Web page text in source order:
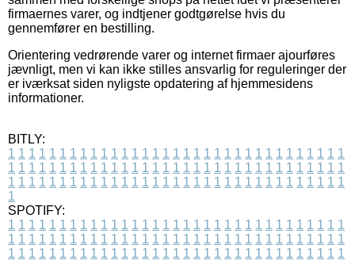
firmaernes varer, og indtjener godtgørelse hvis du
gennemfører en bestilling.
Orientering vedrørende varer og internet firmaer ajourføres
jævnligt, men vi kan ikke stilles ansvarlig for reguleringer der
er iværksat siden nyligste opdatering af hjemmesidens
informationer.
BITLY:
1 1 1 1 1 1 1 1 1 1 1 1 1 1 1 1 1 1 1 1 1 1 1 1 1 1 1 1 1 1 1 1 1
1 1 1 1 1 1 1 1 1 1 1 1 1 1 1 1 1 1 1 1 1 1 1 1 1 1 1 1 1 1 1 1 1
1 1 1 1 1 1 1 1 1 1 1 1 1 1 1 1 1 1 1 1 1 1 1 1 1 1 1 1 1 1 1 1 1
1
SPOTIFY:
1 1 1 1 1 1 1 1 1 1 1 1 1 1 1 1 1 1 1 1 1 1 1 1 1 1 1 1 1 1 1 1 1
1 1 1 1 1 1 1 1 1 1 1 1 1 1 1 1 1 1 1 1 1 1 1 1 1 1 1 1 1 1 1 1 1
1 1 1 1 1 1 1 1 1 1 1 1 1 1 1 1 1 1 1 1 1 1 1 1 1 1 1 1 1 1 1 1 1